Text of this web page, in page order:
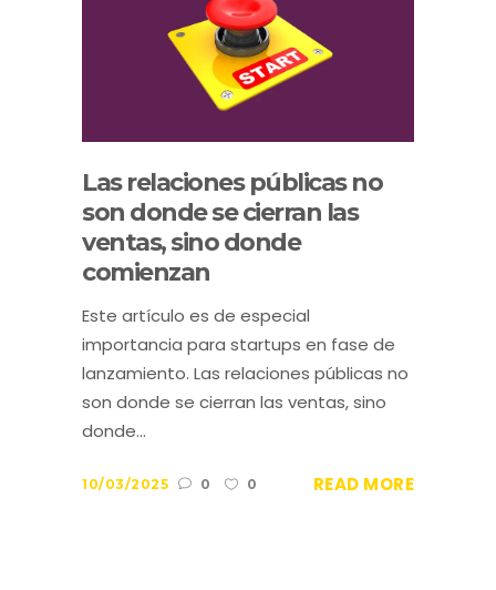
Las relaciones públicas no
son donde se cierran las
ventas, sino donde
comienzan
Este artículo es de especial
importancia para startups en fase de
lanzamiento. Las relaciones públicas no
son donde se cierran las ventas, sino
donde...
10/03/2025 0 0 READ MORE